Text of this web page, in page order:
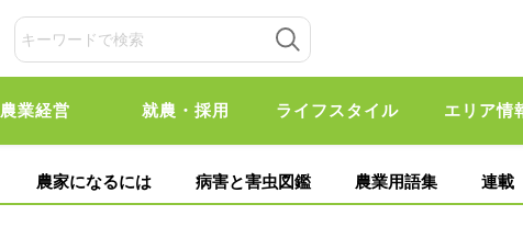
農業経営 就農・採用 ライフスタイル エリア情
農家になるには 病害と害虫図鑑 農業用語集 連載